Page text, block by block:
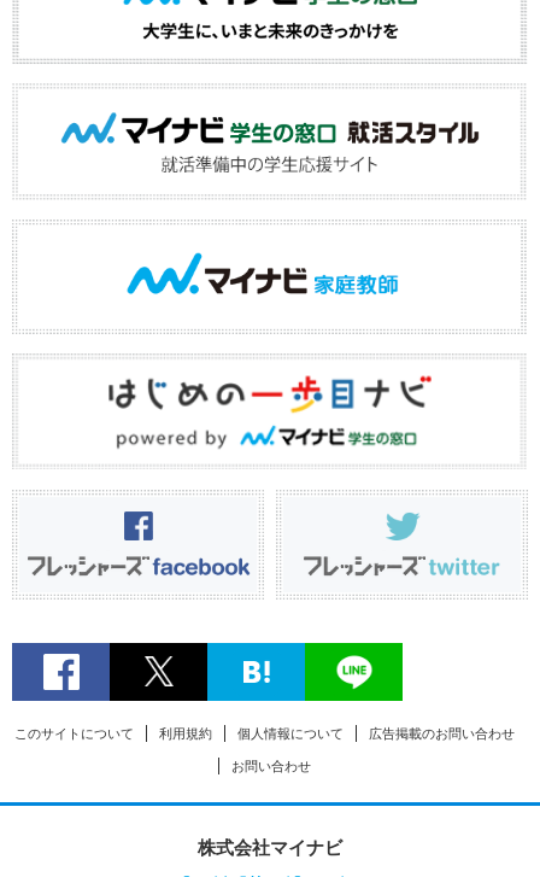
このサイトについて 利用規約 個人情報について 広告掲載のお問い合わせ
お問い合わせ
株式会社マイナビ